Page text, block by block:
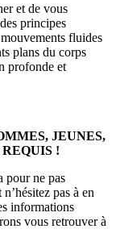
et de vous
principes
fluides
plans du corps
profonde et
JEUNES,
!
pour ne pas
pas à en
informations
vous retrouver à